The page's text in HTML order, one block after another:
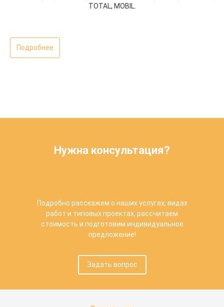
TOTAL, MOBIL.
Подробнее
Нужна консультация?
Подробно расскажем о наших услугах, видах
работ и типовых проектах, рассчитаем
стоимость и подготовим индивидуальное
предложение!
Задать вопрос